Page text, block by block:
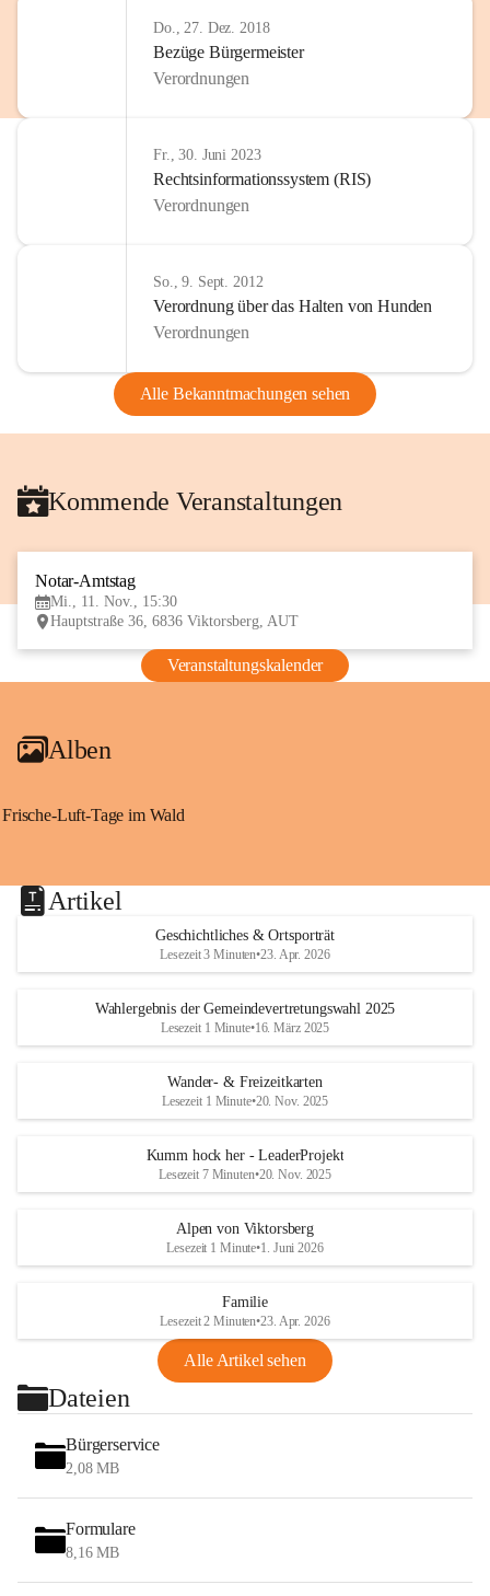
Do., 27. Dez. 2018
Bezüge Bürgermeister
Verordnungen
Fr., 30. Juni 2023
Rechtsinformationssystem (RIS)
Verordnungen
So., 9. Sept. 2012
Verordnung über das Halten von Hunden
Verordnungen
Alle Bekanntmachungen sehen
Kommende Veranstaltungen
Notar-Amtstag
Mi., 11. Nov., 15:30
Hauptstraße 36, 6836 Viktorsberg, AUT
Veranstaltungskalender
Alben
Frische-Luft-Tage im Wald
Artikel
Geschichtliches & Ortsporträt
Lesezeit 3 Minuten•23. Apr. 2026
Wahlergebnis der Gemeindevertretungswahl 2025
Lesezeit 1 Minute•16. März 2025
Wander- & Freizeitkarten
Lesezeit 1 Minute•20. Nov. 2025
Kumm hock her - LeaderProjekt
Lesezeit 7 Minuten•20. Nov. 2025
Alpen von Viktorsberg
Lesezeit 1 Minute•1. Juni 2026
Familie
Lesezeit 2 Minuten•23. Apr. 2026
Alle Artikel sehen
Dateien
Bürgerservice
2,08 MB
Formulare
8,16 MB